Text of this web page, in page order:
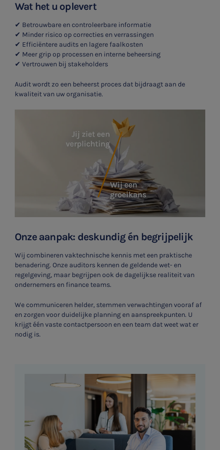
SNEL UW ANTWOORD VINDEN
Zonder gedoe
Typ hieronder uw zoekterm
Meest gezochte onderwerpen
Jaarrekening controle
E-commerce
Ondernemer en privé
Wat het u oplevert
✔ Betrouwbare en controleerbare informatie
✔ Minder risico op correcties en verrassingen
✔ Efficiëntere audits en lagere faalkosten
✔ Meer grip op processen en interne beheersing
✔ Vertrouwen bij stakeholders
Audit wordt zo een beheerst proces dat bijdraagt aan de
kwaliteit van uw organisatie.
Onze aanpak: deskundig én begrijpelijk
Wij combineren vaktechnische kennis met een praktische
benadering. Onze auditors kennen de geldende wet- en
regelgeving, maar begrijpen ook de dagelijkse realiteit van
ondernemers en finance teams.
We communiceren helder, stemmen verwachtingen vooraf af
en zorgen voor duidelijke planning en aanspreekpunten. U
krijgt één vaste contactpersoon en een team dat weet wat er
nodig is.